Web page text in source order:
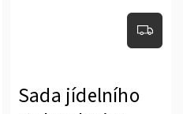
Sada jídelního